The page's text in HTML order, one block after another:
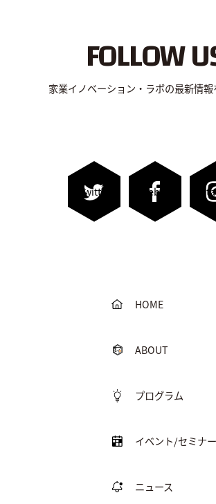
FOLLOW
家業イノベーション・ラボの最新情
Twitter Facebook
HOME
ABOUT
プログラム
イベント/セミナー
ニュース